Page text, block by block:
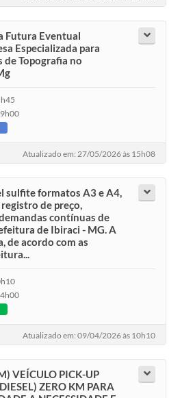
Futura Eventual
Especializada para
de Topografia no
Atualizado em: 27/05/2026 às 15h08
sulfite formatos A3 e A4,
de preço,
contínuas de
de Ibiraci - MG. A
de acordo com as
Atualizado em: 09/04/2026 às 10h10
VEÍCULO PICK-UP
ZERO KM PARA